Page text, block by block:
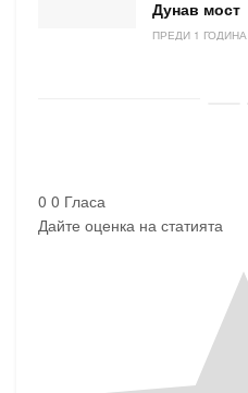
Дунав мост
ПРЕДИ 1 ГОДИНА
0 0 Гласа
Дайте оценка на статията